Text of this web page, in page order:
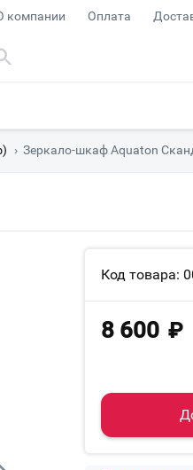
компании Оплата
› Зеркало-шкаф Aquaton
Код товара:
8 600 ₽